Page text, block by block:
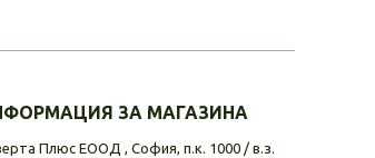
ЗА МАГАЗИНА
Плюс ЕООД , София, п.к. 1000 / в.з.